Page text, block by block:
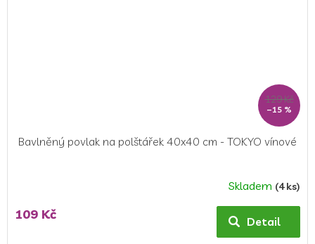
129 Kč
–15 %
Bavlněný povlak na polštářek 40x40 cm - TOKYO vínové
Skladem (4 ks)
109 Kč Detail